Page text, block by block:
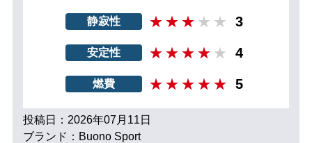
静寂性 3
安定性 4
燃費 5
投稿日：2026年07月11日
ブランド：Buono Sport